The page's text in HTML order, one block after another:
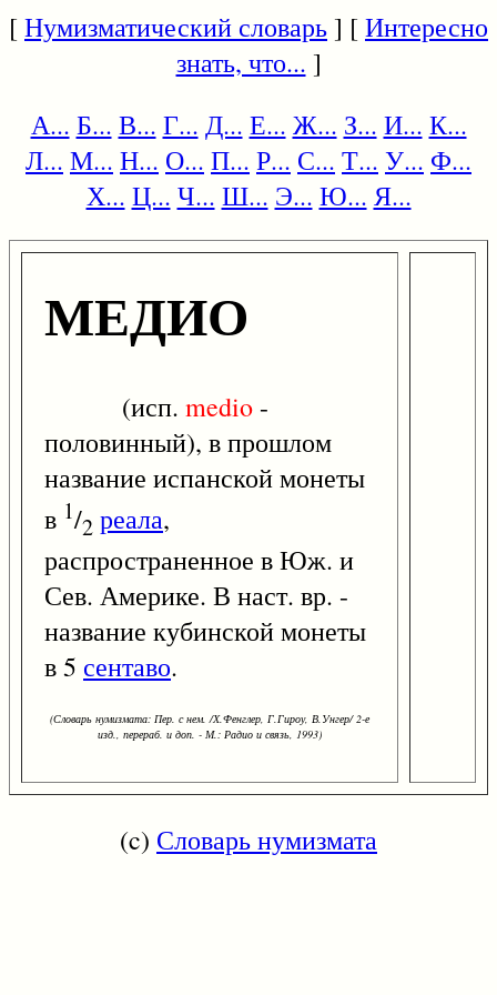
[Нумизматический словарь] [Интересно
знать, что... ]
А... Б... В... Г... Д... Е... Ж... З... И... К...
Л... М... Н... О... П... Р... С... Т... У... Ф...
Х... Ц... Ч... Ш... Э... Ю... Я...
МЕДИО
(исп. medio -
половинный), в прошлом
название испанской монеты
в 1/2 реала,
распространенное в Юж. и
Сев. Америке. В наст. вр. -
название кубинской монеты
в 5 сентаво.
(Словарь нумизмата: Пер. с нем. /Х.Фенглер, Г.Гироу, В.Унгер/ 2-е
изд., перераб. и доп. - М.: Радио и связь, 1993)
(c) Словарь нумизмата